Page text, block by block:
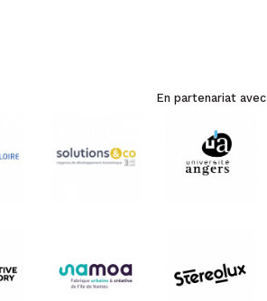
En partenariat avec